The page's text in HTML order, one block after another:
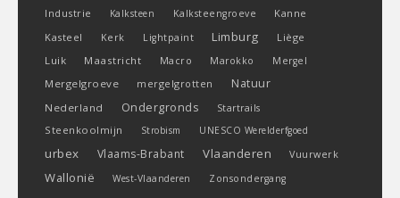
Industrie Kalksteen Kalksteengroeve
Kanne
Kasteel
Kerk Lightpaint Limburg
Liège
Luik
Maastricht Macro Marokko Mergel
Mergelgroeve mergelgrotten Natuur
Nederland Ondergronds Startrails
Steenkoolmijn Strobism UNESCO Werelderfgoed
urbex Vlaams-Brabant Vlaanderen Vuurwerk
Wallonië West-Vlaanderen Zonsondergang